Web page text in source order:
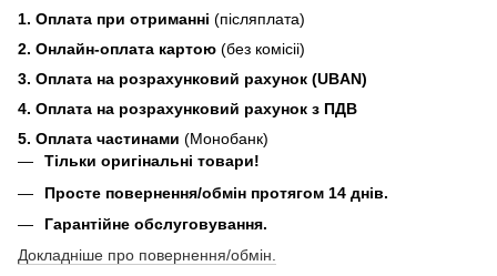
1. Оплата при отриманні (післяплата)
2. Онлайн-оплата картою (без комісіі)
3. Оплата на розрахунковий рахунок (UBAN)
4. Оплата на розрахунковий рахунок з ПДВ
5. Оплата частинами (Монобанк)
Тільки оригінальні товари!
Просте повернення/обмін протягом 14 днів.
Гарантійне обслуговування.
Докладніше про повернення/обмін.